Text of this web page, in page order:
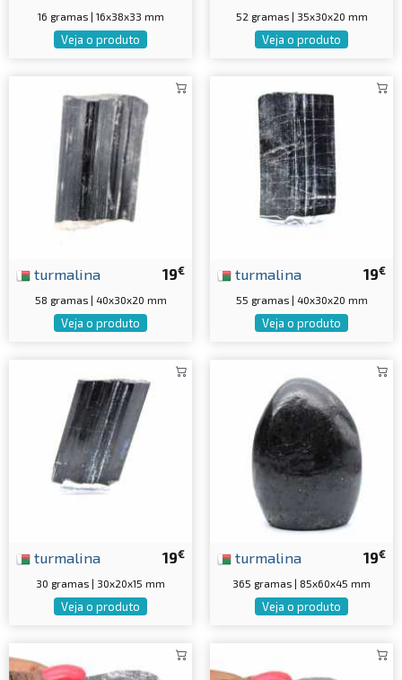
16 gramas | 16x38x33 mm
Veja o produto
52 gramas | 35x30x20 mm
Veja o produto
19€
turmalina
58 gramas | 40x30x20 mm
Veja o produto
19€
turmalina
55 gramas | 40x30x20 mm
Veja o produto
19€
turmalina
30 gramas | 30x20x15 mm
Veja o produto
19€
turmalina
365 gramas | 85x60x45 mm
Veja o produto